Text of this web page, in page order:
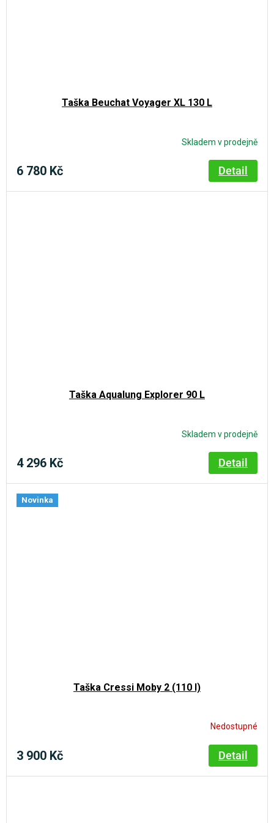
Taška Beuchat Voyager XL 130 L
Skladem v prodejně
6 780 Kč Detail
Taška Aqualung Explorer 90 L
Skladem v prodejně
4 296 Kč Detail
Novinka
Taška Cressi Moby 2 (110 l)
Nedostupné
3 900 Kč Detail